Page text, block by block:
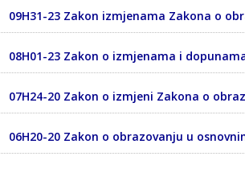
09H31-23 Zakon izmjenama Zakona o
08H01-23 Zakon o izmjenama i
07H24-20 Zakon o izmjeni Zakona o
06H20-20 Zakon o obrazovanju u